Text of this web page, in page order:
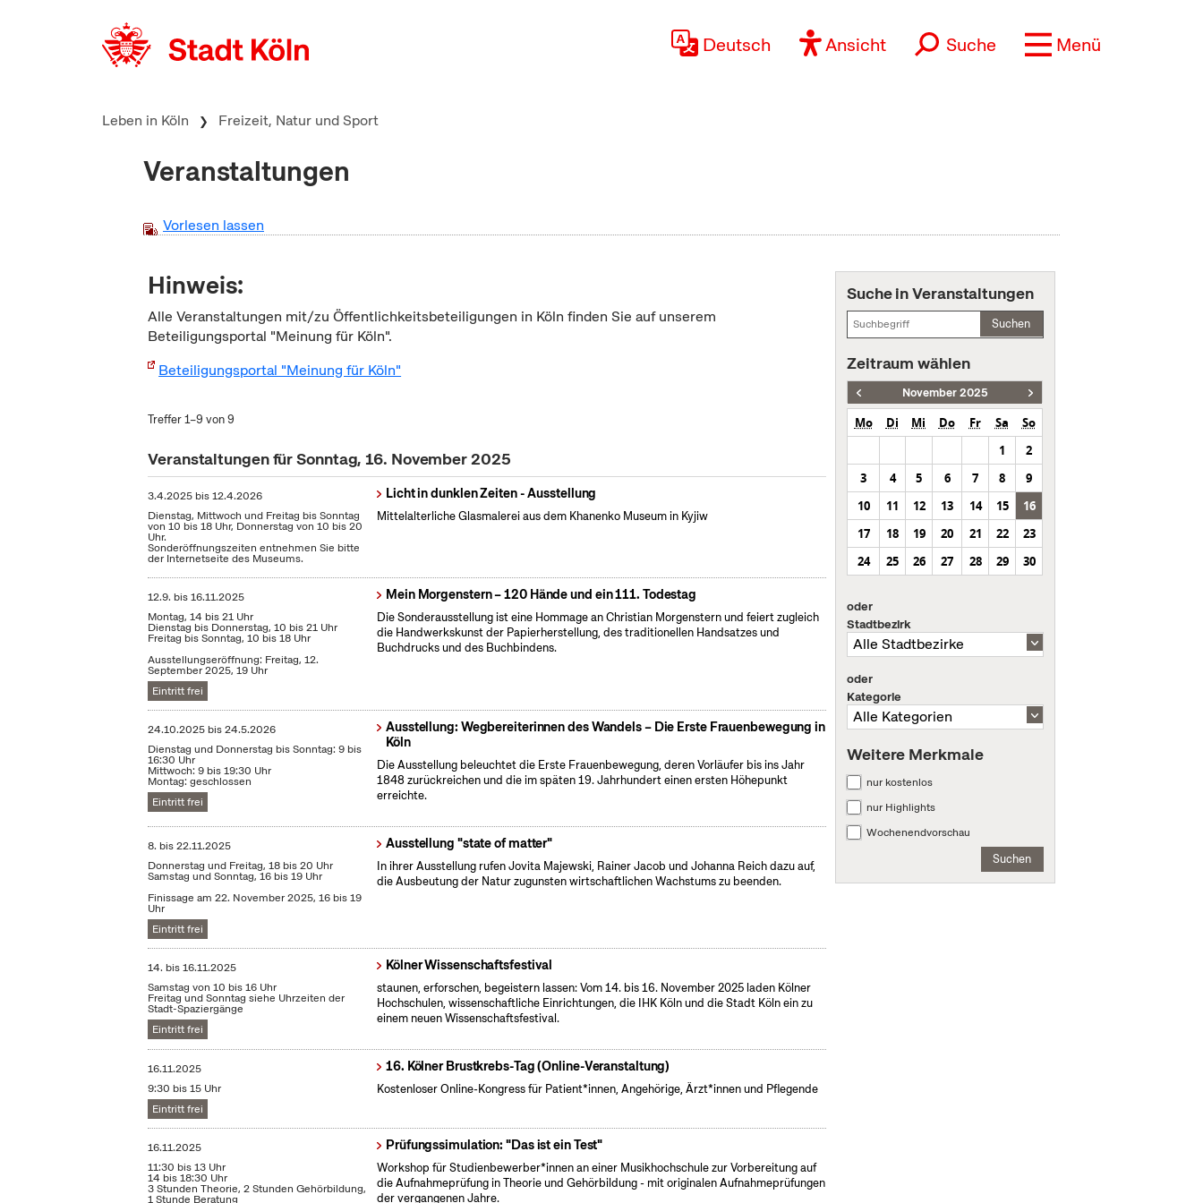
Deutsch Ansicht Suche Menü
Leben in Köln Freizeit, Natur und Sport
Veranstaltungen
Vorlesen lassen
Hinweis:
Alle Veranstaltungen mit/zu Öffentlichkeitsbeteiligungen in Köln finden Sie auf unserem
Beteiligungsportal "Meinung für Köln".
Beteiligungsportal "Meinung für Köln"
Treffer 1–9 von 9
Veranstaltungen für Sonntag, 16. November 2025
3.4.2025 bis12.4.2026
Dienstag, Mittwoch und Freitag bis Sonntag
von 10 bis 18 Uhr, Donnerstag von 10 bis 20
Uhr.
Sonderöffnungszeiten entnehmen Sie bitte
der Internetseite des Museums.
Licht in dunklen Zeiten - Ausstellung
Mittelalterliche Glasmalerei aus dem Khanenko Museum in Kyjiw
12.9. bis16.11.2025
Montag, 14 bis 21 Uhr
Dienstag bis Donnerstag, 10 bis 21 Uhr
Freitag bis Sonntag, 10 bis 18 Uhr
Ausstellungseröffnung: Freitag, 12.
September 2025, 19 Uhr
Eintritt frei
Mein Morgenstern – 120 Hände und ein 111. Todestag
Die Sonderausstellung ist eine Hommage an Christian Morgenstern und feiert zugleich
die Handwerkskunst der Papierherstellung, des traditionellen Handsatzes und
Buchdrucks und des Buchbindens.
24.10.2025 bis24.5.2026
Dienstag und Donnerstag bis Sonntag: 9 bis
16:30 Uhr
Mittwoch: 9 bis 19:30 Uhr
Montag: geschlossen
Eintritt frei
Ausstellung: Wegbereiterinnen des Wandels – Die Erste Frauenbewegung in
Köln
Die Ausstellung beleuchtet die Erste Frauenbewegung, deren Vorläufer bis ins Jahr
1848 zurückreichen und die im späten 19. Jahrhundert einen ersten Höhepunkt
erreichte.
8. bis22.11.2025
Donnerstag und Freitag, 18 bis 20 Uhr
Samstag und Sonntag, 16 bis 19 Uhr
Finissage am 22. November 2025, 16 bis 19
Uhr
Eintritt frei
Ausstellung "state of matter"
In ihrer Ausstellung rufen Jovita Majewski, Rainer Jacob und Johanna Reich dazu auf,
die Ausbeutung der Natur zugunsten wirtschaftlichen Wachstums zu beenden.
14. bis16.11.2025
Samstag von 10 bis 16 Uhr
Freitag und Sonntag siehe Uhrzeiten der
Stadt-Spaziergänge
Eintritt frei
Kölner Wissenschaftsfestival
staunen, erforschen, begeistern lassen: Vom 14. bis 16. November 2025 laden Kölner
Hochschulen, wissenschaftliche Einrichtungen, die IHK Köln und die Stadt Köln ein zu
einem neuen Wissenschaftsfestival.
16.11.2025
9:30 bis 15 Uhr
Eintritt frei
16. Kölner Brustkrebs-Tag (Online-Veranstaltung)
Kostenloser Online-Kongress für Patient*innen, Angehörige, Ärzt*innen und Pflegende
16.11.2025
11:30 bis 13 Uhr
14 bis 18:30 Uhr
3 Stunden Theorie, 2 Stunden Gehörbildung,
1 Stunde Beratung
Prüfungssimulation: "Das ist ein Test"
Workshop für Studienbewerber*innen an einer Musikhochschule zur Vorbereitung auf
die Aufnahmeprüfung in Theorie und Gehörbildung - mit originalen Aufnahmeprüfungen
der vergangenen Jahre.
Suche in Veranstaltungen
Suchen
Zeitraum wählen
November 2025
Mo Di Mi Do Fr Sa
So
1
2
3
4 5 6 7 8
9
10
11 12 13 14 15
16
17
18 19 20 21 22
23
24
25 26 27 28 29 30
oder
Stadtbezirk
oder
Kategorie
Weitere Merkmale
nur kostenlos
nur Highlights
Wochenendvorschau
Suchen